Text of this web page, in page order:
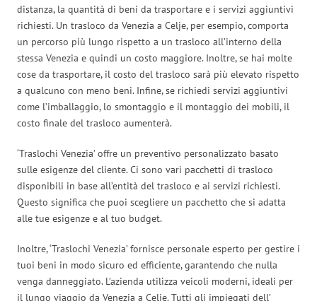
distanza, la quantità di beni da trasportare e i servizi aggiuntivi
richiesti. Un trasloco da Venezia a Celje, per esempio, comporta
un percorso più lungo rispetto a un trasloco all’interno della
stessa Venezia e quindi un costo maggiore. Inoltre, se hai molte
cose da trasportare, il costo del trasloco sarà più elevato rispetto
a qualcuno con meno beni. Infine, se richiedi servizi aggiuntivi
come l’imballaggio, lo smontaggio e il montaggio dei mobili, il
costo finale del trasloco aumenterà.
‘Traslochi Venezia’ offre un preventivo personalizzato basato
sulle esigenze del cliente. Ci sono vari pacchetti di trasloco
disponibili in base all’entità del trasloco e ai servizi richiesti.
Questo significa che puoi scegliere un pacchetto che si adatta
alle tue esigenze e al tuo budget.
Inoltre, ‘Traslochi Venezia’ fornisce personale esperto per gestire i
tuoi beni in modo sicuro ed efficiente, garantendo che nulla
venga danneggiato. L’azienda utilizza veicoli moderni, ideali per
il lungo viaggio da Venezia a Celje. Tutti gli impiegati dell’